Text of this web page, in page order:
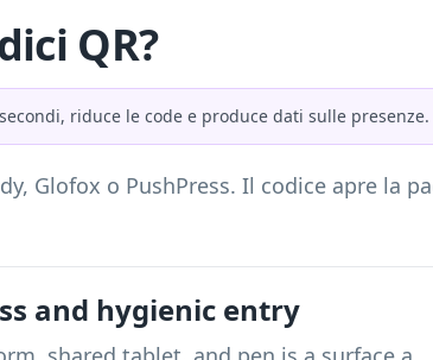
QR?
riduce le code e produce dati sulle presenze.
Glofox o PushPress. Il codice apre la
and hygienic entry